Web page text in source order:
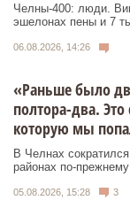
Челны-400: люди.
эшелонах пены и 7
06.08.2026, 14:26
«Раньше было
полтора-два.
которую мы
В Челнах
районах по-прежнему
05.08.2026, 15:28 3